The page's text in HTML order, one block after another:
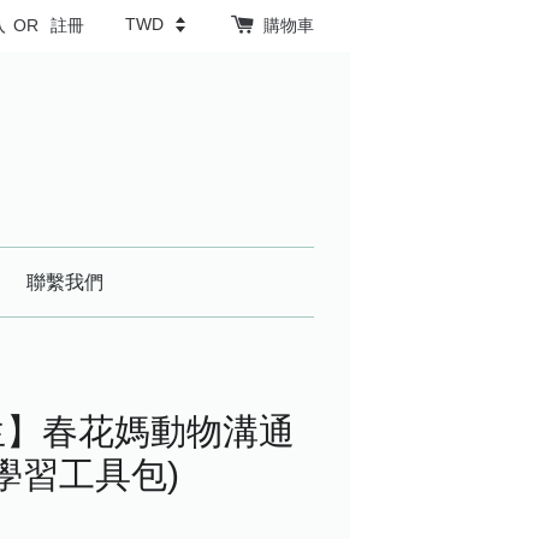
OR 註冊 購物車
聯繫我們
春花媽動物溝通
習工具包)